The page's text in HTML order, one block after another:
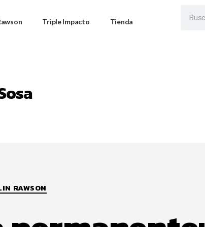
Triple Impacto Tienda
RAWSON